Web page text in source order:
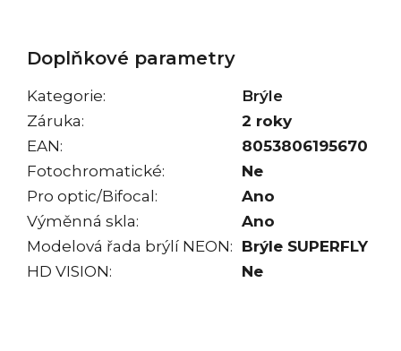
Doplňkové parametry
Kategorie:
Brýle
Záruka:
2 roky
EAN:
8053806195670
Fotochromatické:
Ne
Pro optic/Bifocal:
Ano
Výměnná skla:
Ano
Modelová řada brýlí NEON: Brýle SUPERFLY
HD VISION: Ne